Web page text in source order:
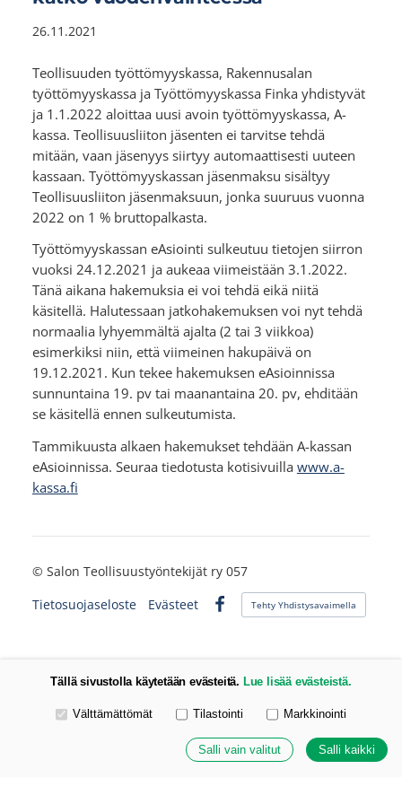
26.11.2021
Teollisuuden työttömyyskassa, Rakennusalan
työttömyyskassa ja Työttömyyskassa Finka yhdistyvät
ja 1.1.2022 aloittaa uusi avoin työttömyyskassa, A-
kassa. Teollisuusliiton jäsenten ei tarvitse tehdä
mitään, vaan jäsenyys siirtyy automaattisesti uuteen
kassaan. Työttömyyskassan jäsenmaksu sisältyy
Teollisuusliiton jäsenmaksuun, jonka suuruus vuonna
2022 on 1 % bruttopalkasta.
Työttömyyskassan eAsiointi sulkeutuu tietojen siirron
vuoksi 24.12.2021 ja aukeaa viimeistään 3.1.2022.
Tänä aikana hakemuksia ei voi tehdä eikä niitä
käsitellä. Halutessaan jatkohakemuksen voi nyt tehdä
normaalia lyhyemmältä ajalta (2 tai 3 viikkoa)
esimerkiksi niin, että viimeinen hakupäivä on
19.12.2021. Kun tekee hakemuksen eAsioinnissa
sunnuntaina 19. pv tai maanantaina 20. pv, ehditään
se käsitellä ennen sulkeutumista.
Tammikuusta alkaen hakemukset tehdään A-kassan
eAsioinnissa. Seuraa tiedotusta kotisivuilla www.a-
kassa.fi
© Salon Teollisuustyöntekijät ry 057
Tietosuojaseloste
Evästeet
Facebook
Tehty Yhdistysavaimella
Tällä sivustolla käytetään evästeitä. Lue lisää evästeistä.
Valitse käytettävät evästeet
Välttämättömät Tilastointi Markkinointi
Salli vain valitut Salli kaikki